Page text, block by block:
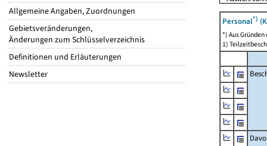
Allgemeine Angaben, Zuordnungen
Gebietsveränderungen,
Änderungen zum Schlüsselverzeichnis
Definitionen und Erläuterungen
Newsletter
Personal*)
*) Aus
1)